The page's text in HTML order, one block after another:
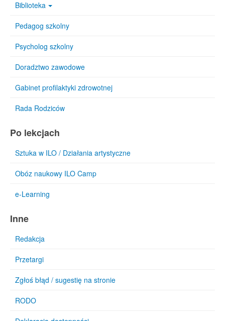
Biblioteka
Pedagog szkolny
Psycholog szkolny
Doradztwo zawodowe
Gabinet profilaktyki zdrowotnej
Rada Rodziców
Po lekcjach
Sztuka w ILO / Działania artystyczne
Obóz naukowy ILO Camp
e-Learning
Inne
Redakcja
Przetargi
Zgłoś błąd / sugestię na stronie
RODO